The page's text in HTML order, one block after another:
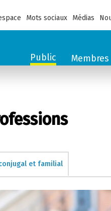
Mots sociaux Médias
Public Membres
et familial